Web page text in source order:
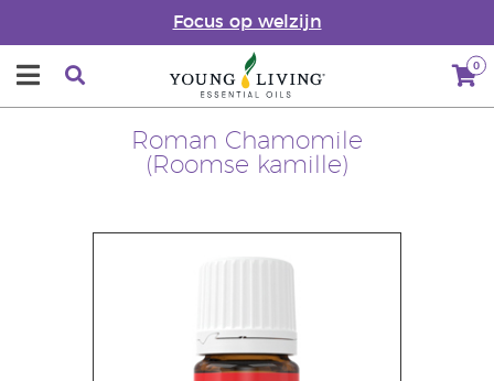
Focus op welzijn
0
Roman Chamomile
(Roomse kamille)